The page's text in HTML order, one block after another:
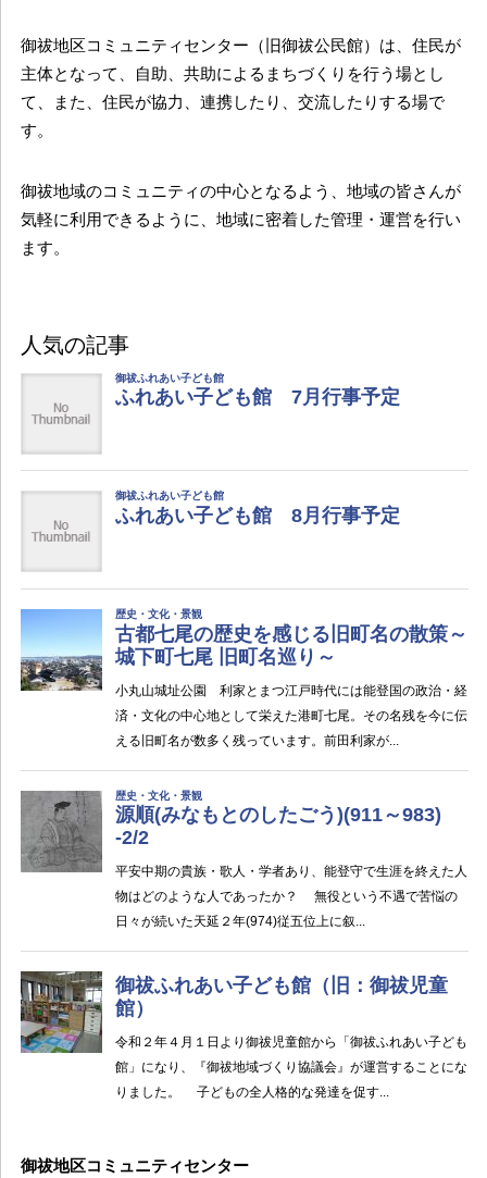
御祓地区コミュニティセンター（旧御祓公民館）は、住民が
主体となって、自助、共助によるまちづくりを行う場とし
て、また、住民が協力、連携したり、交流したりする場で
す。
御祓地域のコミュニティの中心となるよう、地域の皆さんが
気軽に利用できるように、地域に密着した管理・運営を行い
ます。
人気の記事
御祓地区コミュニティセンター